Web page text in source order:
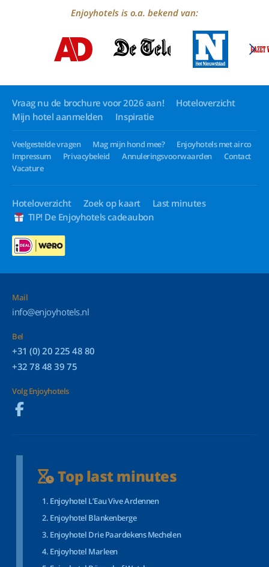
Enjoyhotels is o.a. bekend van:
Vraag nu de brochure voor 2026 aan!
Hoteloverzicht
Mijn hotel aanmelden
Inspiratie
Veelgestelde vragen Mag mijn hond mee?
Enjoyhotels met airco
Impressum
Privacybeleid Annuleringsvoorwaarden
Contact
Vacature
Hoteloverzicht Zoek op kaart
Last minutes
TIP! De Enjoyhotels cadeaubon
Mail
info@enjoyhotels.nl
Bel
+31 (0) 20 225 48 80
+32 78 48 39 75
Volg Enjoyhotels
Top last minutes
Enjoyhotel L’Eau Vive Ardennen
Enjoyhotel Blankenberge
Enjoyhotel Drie Paardekens Mechelen
Enjoyhotel Marleen